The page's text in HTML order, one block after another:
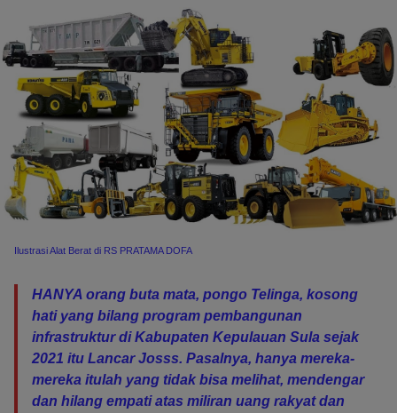
Ilustrasi Alat Berat di RS PRATAMA DOFA
HANYA orang buta mata, pongo Telinga, kosong
hati yang bilang program pembangunan
infrastruktur di Kabupaten Kepulauan Sula sejak
2021 itu Lancar Josss. Pasalnya, hanya mereka-
mereka itulah yang tidak bisa melihat, mendengar
dan hilang empati atas miliran uang rakyat dan